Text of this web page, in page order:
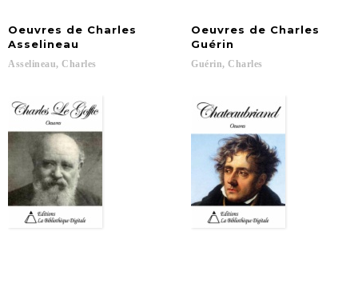
Oeuvres de Charles
Asselineau
Asselineau, Charles
Oeuvres de Charles
Guérin
Guérin, Charles